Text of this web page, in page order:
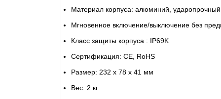
Материал корпуса: алюминий, ударопрочный
Мгновенное включение/выключение без
Класс защиты корпуса : IP69K
Сертификация: CE, RoHS
Размер: 232 х 78 х 41 мм
Вес: 2 кг